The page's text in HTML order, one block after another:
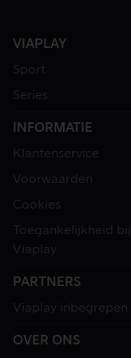
VIAPLAY
Sport
Series
INFORMATIE
Klantenservice
Voorwaarden
Cookies
Toegankelijkheid bij
Viaplay
PARTNERS
Viaplay inbegrepen
OVER ONS